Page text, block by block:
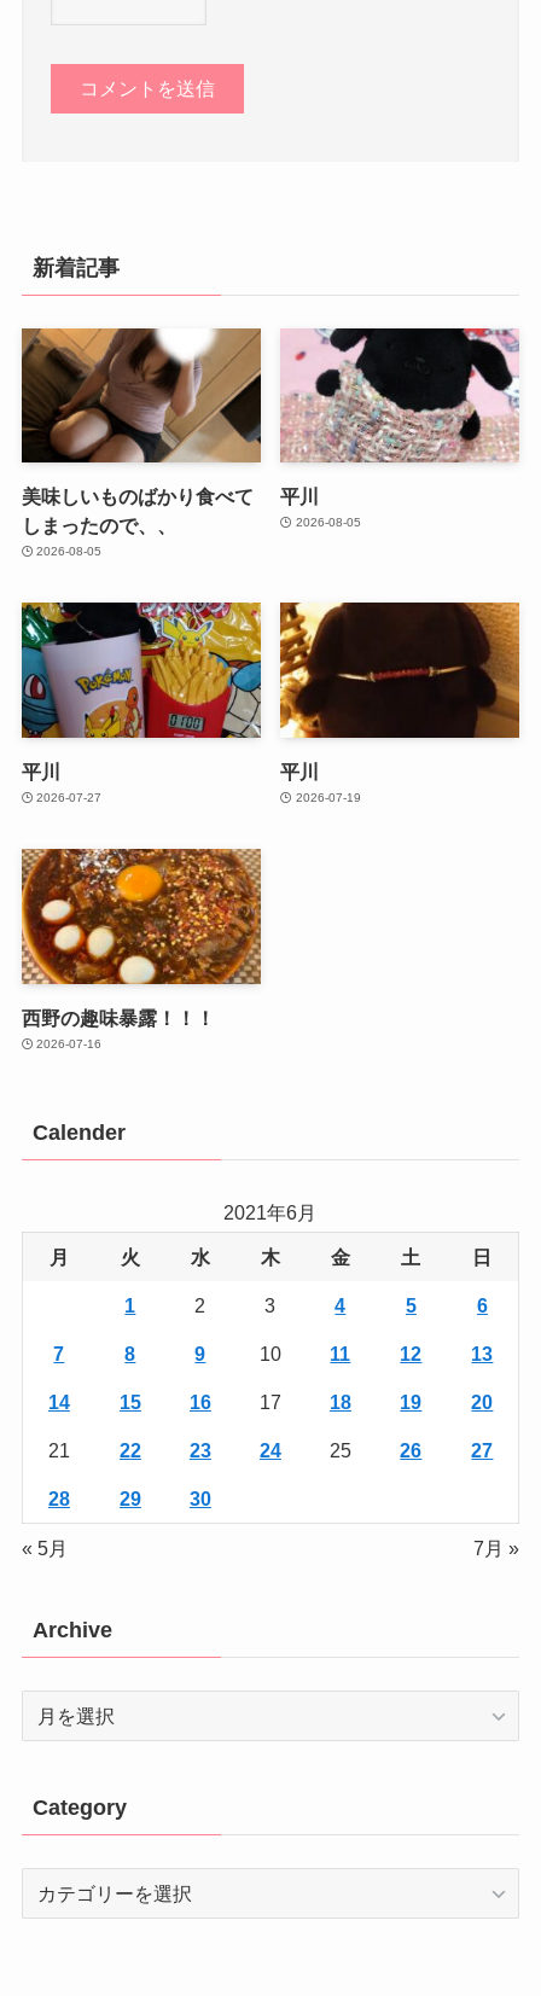
新着記事
美味しいものばかり食べて
しまったので、、
2026-08-05
平川
2026-08-05
平川
2026-07-27
平川
2026-07-19
西野の趣味暴露！！！
2026-07-16
Calender
2021年6月
月 火 水 木 金 土 日
1 2 3 4 5 6
7 8 9 10 11 12 13
14 15 16 17 18 19 20
21 22 23 24 25 26 27
28 29 30
« 5月 7月 »
Archive
Archive
Category
Category